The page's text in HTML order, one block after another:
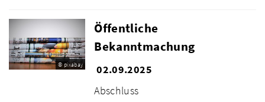
© pixabay
Öffentliche
Bekanntmachung
02.09.2025
Abschluss